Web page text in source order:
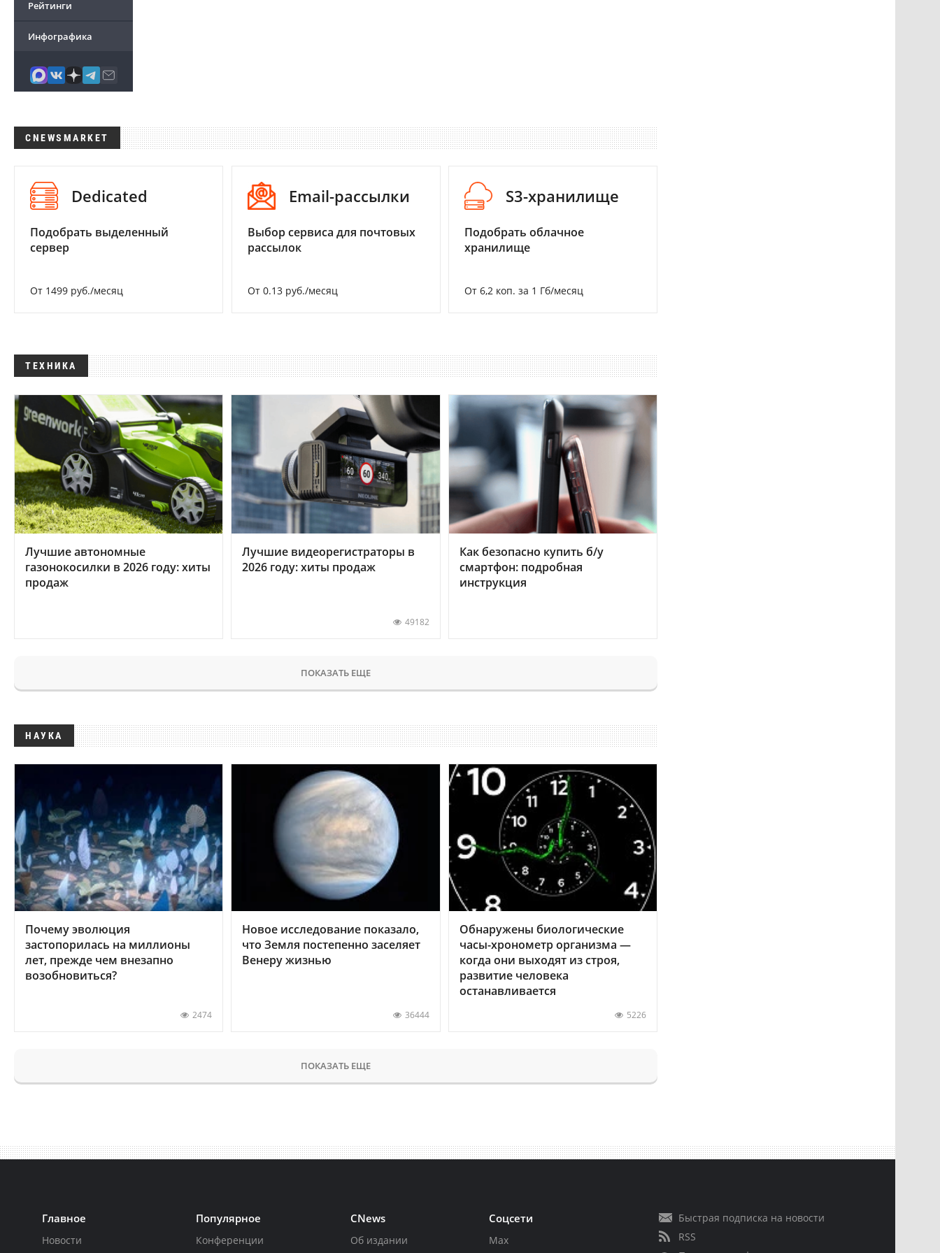
Рейтинги
Инфографика
CNEWSMARKET
Dedicated
Подобрать выделенный
сервер
От 1499 руб./месяц
Email-рассылки
Выбор сервиса для почтовых
рассылок
От 0.13 руб./месяц
S3-хранилище
Подобрать облачное
хранилище
От 6,2 коп. за 1 Гб/месяц
ТЕХНИКА
Лучшие автономные
газонокосилки в 2026 году: хиты
продаж
Лучшие видеорегистраторы в
2026 году: хиты продаж
49182
Как безопасно купить б/у
смартфон: подробная
инструкция
ПОКАЗАТЬ ЕЩЕ
НАУКА
Почему эволюция
застопорилась на миллионы
лет, прежде чем внезапно
возобновиться?
2474
Новое исследование показало,
что Земля постепенно заселяет
Венеру жизнью
36444
Обнаружены биологические
часы-хронометр организма —
когда они выходят из строя,
развитие человека
останавливается
5226
ПОКАЗАТЬ ЕЩЕ
Главное
Новости
Популярное
Конференции
CNews
Об издании
Соцсети
Max
Быстрая подписка на новости
RSS